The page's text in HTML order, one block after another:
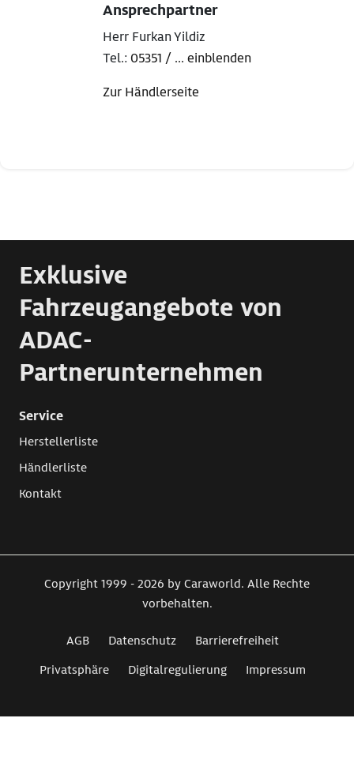
Ansprechpartner
Herr Furkan Yildiz
Tel.: 05351 / ... einblenden
Zur Händlerseite
Exklusive
Fahrzeugangebote von
ADAC-
Partnerunternehmen
Service
Herstellerliste
Händlerliste
Kontakt
Copyright 1999 - 2026 by Caraworld. Alle Rechte
vorbehalten.
AGB Datenschutz
Barrierefreiheit
Privatsphäre
Digitalregulierung Impressum